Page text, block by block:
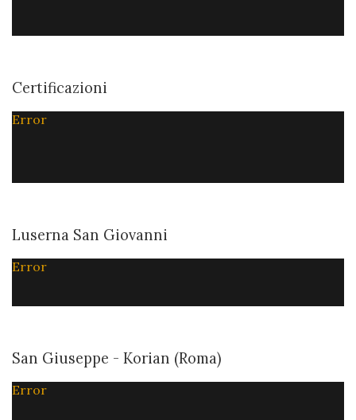
Certificazioni
Error
Luserna San Giovanni
Error
San Giuseppe - Korian (Roma)
Error